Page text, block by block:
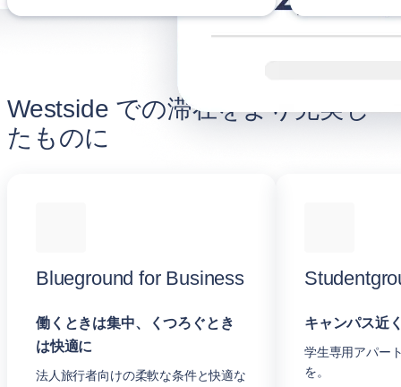
Westside での滞在をより充実し
たものに
Blueground for Business
働くときは集中、くつろぐとき
は快適に
法人旅行者向けの柔軟な条件と快適な
キャンパス近
学生専用アパー
を。